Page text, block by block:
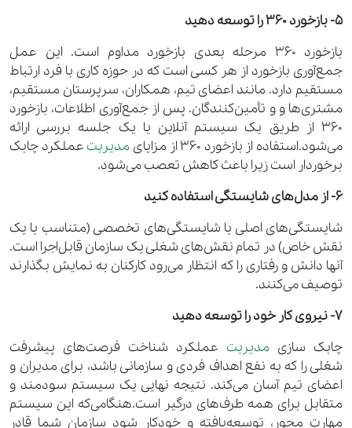
5- بازخورد 360 را توسعه دهید
بازخورد 360 مرحله بعدی بازخورد مداوم است. این عمل
جمع‌آوری بازخورد از هر کسی است که در حوزه کاری با فرد ارتباط
مستقیم دارد. مانند اعضای تیم، همکاران، سرپرستان مستقیم،
مشتری‌ها و و تأمین‌کنندگان. پس از جمع‌آوری اطلاعات، بازخورد
360 از طریق یک سیستم آنلاین یا یک جلسه بررسی ارائه
می‌شود.استفاده از بازخورد 360 از مزایای
مدیریت عملکرد چابک
برخوردار است زیرا باعث کاهش تعصب می‌شود.
6- از مدل‌های شایستگی استفاده کنید
شایستگی‌های اصلی یا شایستگی‌های تخصصی (متناسب با یک
نقش خاص) در تمام نقش‌های شغلی یک سازمان قابل‌اجرا است.
آنها دانش و رفتاری را که انتظار می‌رود کارکنان به نمایش بگذارند
توصیف می‌کنند.
7- نیروی کار خود را توسعه دهید
چابک سازی مدیریت عملکرد شناخت فرصت‌های پیشرفت
شغلی را که به نفع اهداف فردی و سازمانی باشد، برای مدیران و
اعضای تیم آسان می‌کند. نتیجه نهایی یک سیستم سودمند و
متقابل برای همه طرف‌های درگیر است.هنگامی‌که این سیستم
مهارت محور، توسعه‌یافته و خودکار شود سازمان شما قادر